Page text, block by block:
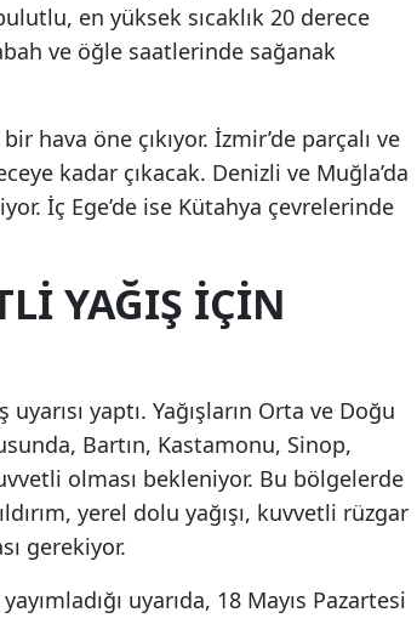
en yüksek sıcaklık 20 derece
ve öğle saatlerinde sağanak
hava öne çıkıyor. İzmir’de parçalı ve
kadar çıkacak. Denizli ve Muğla’da
İç Ege’de ise Kütahya çevrelerinde
YAĞIŞ IÇIN
yaptı. Yağışların Orta ve Doğu
Bartın, Kastamonu, Sinop,
olması bekleniyor. Bu bölgelerde
yerel dolu yağışı, kuvvetli rüzgar
gerekiyor.
uyarıda, 18 Mayıs Pazartesi